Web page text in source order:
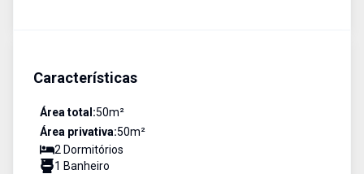
Características
Área total:50m²
Área privativa:50m²
2 Dormitórios
1 Banheiro